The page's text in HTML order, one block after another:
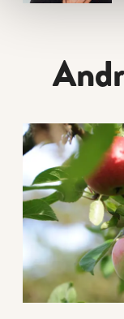
Læs mere om